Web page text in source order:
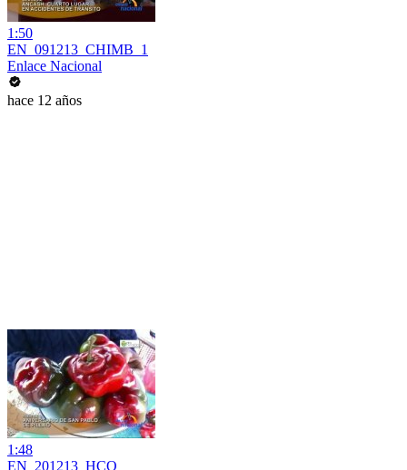
1:50
EN_091213_CHIMB_1
Enlace Nacional
hace 12 años
1:48
EN_201213_HCO